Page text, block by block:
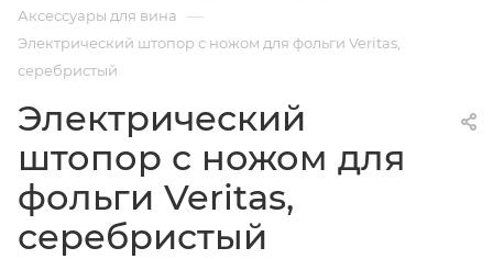
Аксессуары для вина —
Электрический штопор с ножом для фольги Veritas,
серебристый
Электрический
штопор с ножом для
фольги Veritas,
серебристый